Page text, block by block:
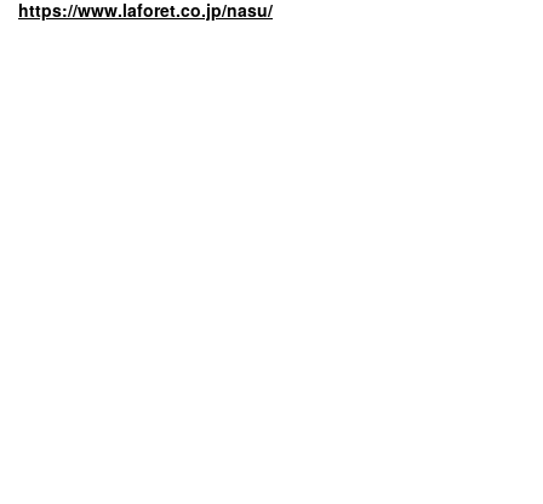
https://www.laforet.co.jp/nasu/